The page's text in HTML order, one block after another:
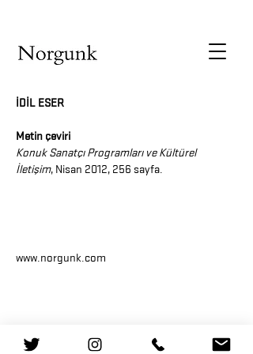
İDİL ESER
Metin çeviri
Konuk Sanatçı Programları ve Kültürel
İletişim, Nisan 2012, 256 sayfa.
www.norgunk.com